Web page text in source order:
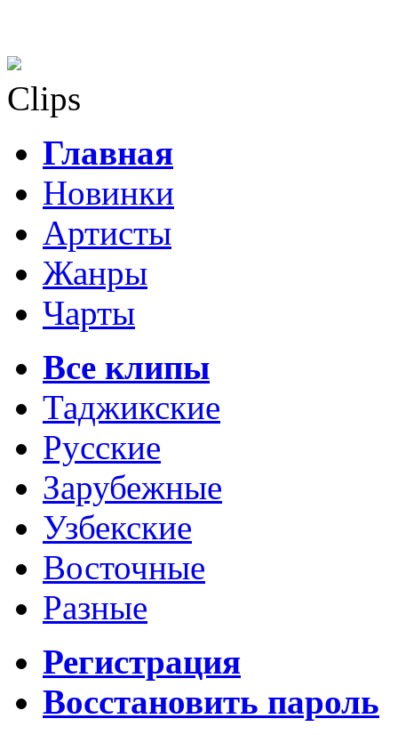
Clips
Главная
Новинки
Артисты
Жанры
Чарты
Все клипы
Таджикские
Русские
Зарубежные
Узбекские
Восточные
Разные
Регистрация
Восстановить пароль